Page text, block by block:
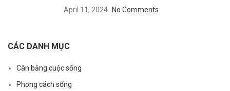
April 11, 2024
No Comments
CÁC DANH MỤC
Cân bằng cuộc sống
Phong cách sống